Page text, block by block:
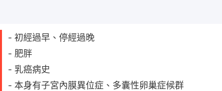
- 初經過早、停經過晚
- 肥胖
- 乳癌病史
- 本身有子宮內膜異位症、多囊性卵巢症候群